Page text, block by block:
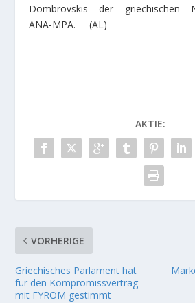
Dombrovskis der griechischen
ANA-MPA. (AL)
AKTIE:
VORHERIGE
Griechisches Parlament hat
für den Kompromissvertrag
mit FYROM gestimmt